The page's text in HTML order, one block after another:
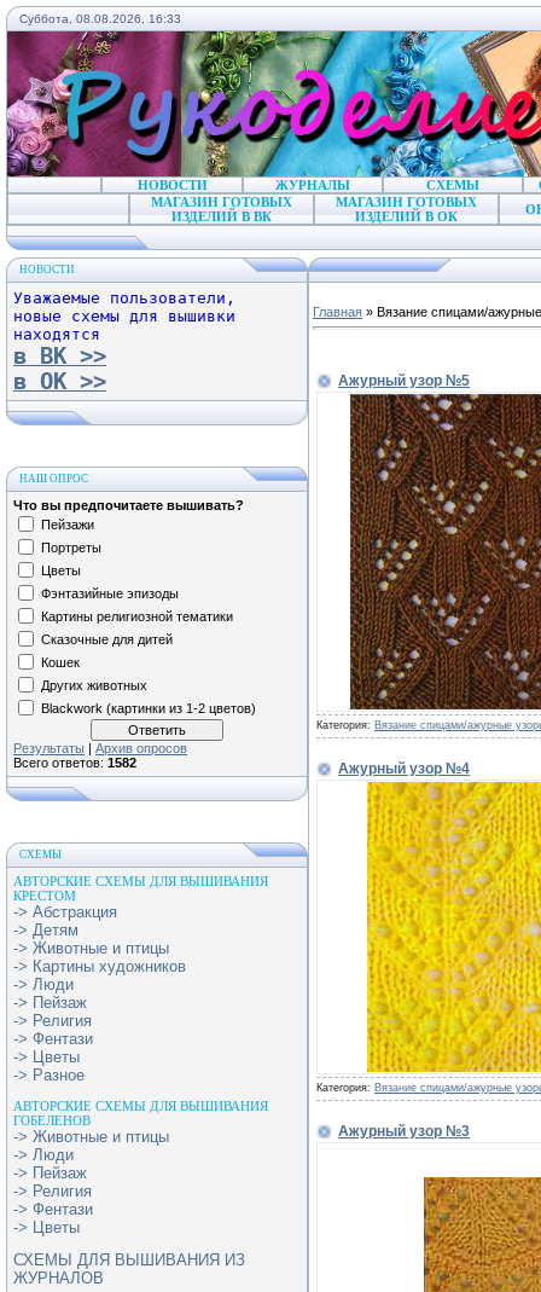
Суббота, 08.08.2026, 16:33
НОВОСТИ ЖУРНАЛЫ СХЕМЫ
МАГАЗИН ГОТОВЫХ
ИЗДЕЛИЙ В ВК
МАГАЗИН ГОТОВЫХ
ИЗДЕЛИЙ В ОК
НОВОСТИ
Уважаемые пользователи,
новые схемы для вышивки
находятся
в ВК >>
в ОК >>
НАШ ОПРОС
Что вы предпочитаете вышивать?
Пейзажи
Портреты
Цветы
Фэнтазийные эпизоды
Картины религиозной тематики
Сказочные для дитей
Кошек
Других животных
Blackwork (картинки из 1-2 цветов)
Результаты | Архив опросов
Всего ответов: 1582
СХЕМЫ
АВТОРСКИЕ СХЕМЫ ДЛЯ ВЫШИВАНИЯ
КРЕСТОМ
-> Абстракция
-> Детям
-> Животные и птицы
-> Картины художников
-> Люди
-> Пейзаж
-> Религия
-> Фентази
-> Цветы
-> Разное
АВТОРСКИЕ СХЕМЫ ДЛЯ ВЫШИВАНИЯ
ГОБЕЛЕНОВ
-> Животные и птицы
-> Люди
-> Пейзаж
-> Религия
-> Фентази
-> Цветы
СХЕМЫ ДЛЯ ВЫШИВАНИЯ ИЗ
ЖУРНАЛОВ
Главная » Вязание спицами/
Ажурный узор №5
Категория: Вязание спицами/ажурные
Ажурный узор №4
Категория: Вязание спицами/ажурные
Ажурный узор №3